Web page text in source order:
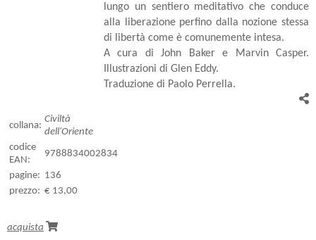
lungo un sentiero meditativo che conduce
alla liberazione perfino dalla nozione stessa
di libertà come è comunemente intesa.
A cura di John Baker e Marvin Casper.
Illustrazioni di Glen Eddy.
Traduzione di Paolo Perrella.
collana:
Civiltà
dell'Oriente
codice
EAN:
9788834002834
pagine: 136
prezzo: € 13,00
acquista